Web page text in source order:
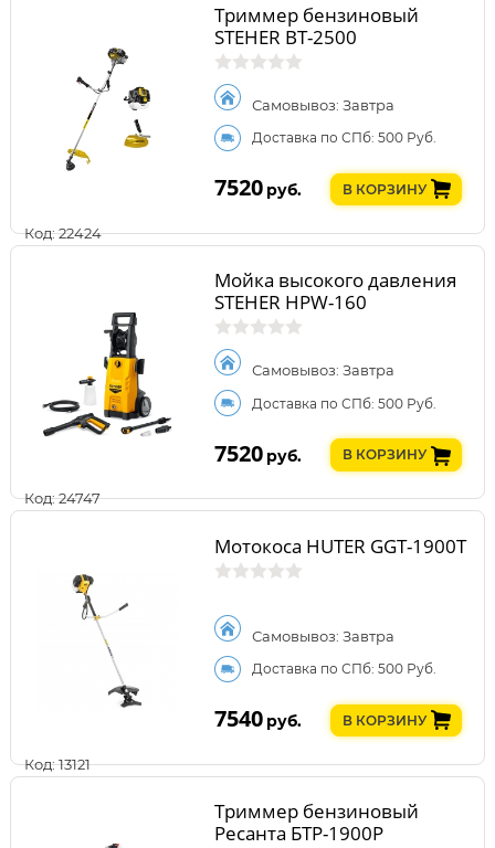
Код: 22424
Триммер бензиновый
STEHER BT-2500
Самовывоз: Завтра
Доставка по СПб: 500 Руб.
7520 руб. В КОРЗИНУ
Код: 24747
Мойка высокого давления
STEHER HPW-160
Самовывоз: Завтра
Доставка по СПб: 500 Руб.
7520 руб. В КОРЗИНУ
Код: 13121
Мотокоса HUTER GGT-1900T
Самовывоз: Завтра
Доставка по СПб: 500 Руб.
7540 руб. В КОРЗИНУ
Триммер бензиновый
Ресанта БТР-1900Р